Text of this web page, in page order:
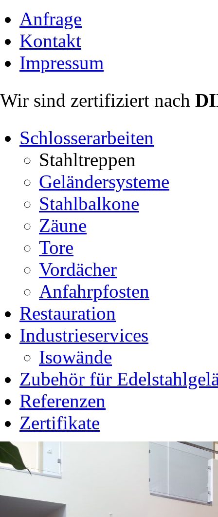
Anfrage
Kontakt
Impressum
Wir sind zertifiziert nach
Schlosserarbeiten
Stahltreppen
Geländersysteme
Stahlbalkone
Zäune
Tore
Vordächer
Anfahrpfosten
Restauration
Industrieservices
Isowände
Zubehör für
Referenzen
Zertifikate